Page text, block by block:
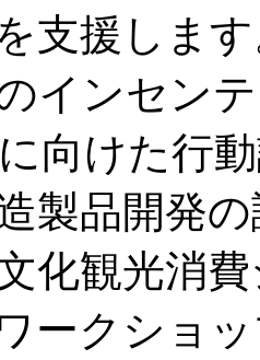
支援しま
インセン
向けた行
製品開発
化観光消
ークショ